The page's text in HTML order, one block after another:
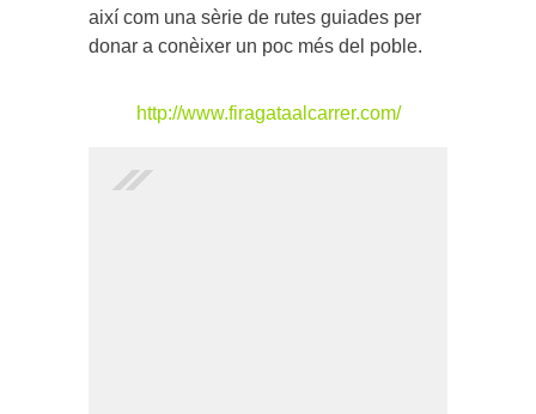
així com una sèrie de rutes guiades per
donar a conèixer un poc més del poble.
http://www.firagataalcarrer.com/